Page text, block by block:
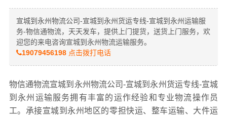
宣城到永州物流公司-宣城到永州货运专线-宣城到永州运输服
务-物信通物流，天天发车，提供上门提货，送货上门服务，欢
迎您的来电咨询宣城到永州物流运输服务。
19079456198点击拨打电话
物信通物流宣城到永州物流公司-宣城到永州货运专线-宣城
到永州运输服务拥有丰富的运作经验和专业物流操作员
工。承接宣城到永州地区的零担快运、整车运输、大件运